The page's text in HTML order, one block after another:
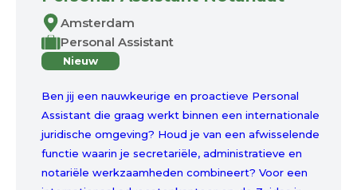
Amsterdam
Personal Assistant
Nieuw
Ben jij een nauwkeurige en proactieve Personal
Assistant die graag werkt binnen een internationale
juridische omgeving? Houd je van een afwisselende
functie waarin je secretariële, administratieve en
notariële werkzaamheden combineert? Voor een